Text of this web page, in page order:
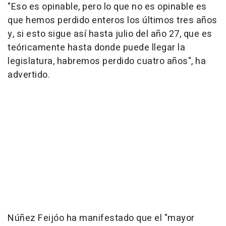
"Eso es opinable, pero lo que no es opinable es
que hemos perdido enteros los últimos tres años
y, si esto sigue así hasta julio del año 27, que es
teóricamente hasta donde puede llegar la
legislatura, habremos perdido cuatro años", ha
advertido.
Núñez Feijóo ha manifestado que el "mayor